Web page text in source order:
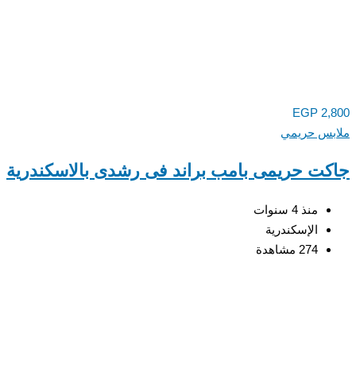
EGP
حريمي
حريمى بامب براند فى رشدى بالاسكندرية
منذ 4 سنوات
الإسكندرية
274 مشاهدة